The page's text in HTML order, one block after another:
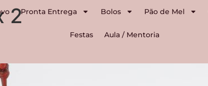
Pronta Entrega Bolos Pão de Mel
Festas Aula / Mentoria
2